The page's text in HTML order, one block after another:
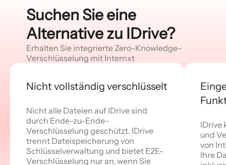
Suchen Sie eine
Alternative zu IDrive?
Erhalten Sie integrierte Zero-Knowledge-
Verschlüsselung mit Internxt
Nicht vollständig verschlüsselt
Nicht alle Dateien auf IDrive sind
durch Ende-zu-Ende-
Verschlüsselung geschützt. IDrive
trennt Dateispeicherung von
Schlüsselverwaltung und bietet E2E-
Verschlüsselung nur an, wenn Sie
IDrive
und
von
Ihre